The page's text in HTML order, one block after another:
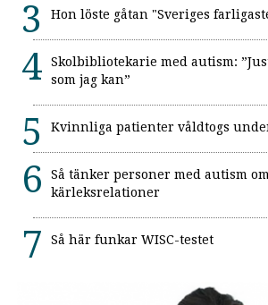
Hon löste gåtan "Sveriges
Skolbibliotekarie med autism:
som jag kan”
Kvinnliga patienter våldtogs
Så tänker personer med autism om
kärleksrelationer
Så här funkar WISC-testet